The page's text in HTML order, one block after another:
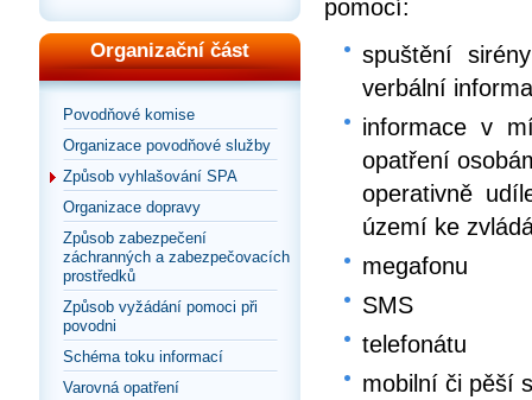
Organizační část
Povodňové komise
Organizace povodňové služby
Způsob vyhlašování SPA
Organizace dopravy
Způsob zabezpečení
záchranných a zabezpečovacích
prostředků
Způsob vyžádání pomoci při
povodni
Schéma toku informací
Varovná opatření
pomocí:
spuštění
verbální
informace v
opatření
operativně
území ke
megafonu
SMS
telefonátu
mobilní či pěší